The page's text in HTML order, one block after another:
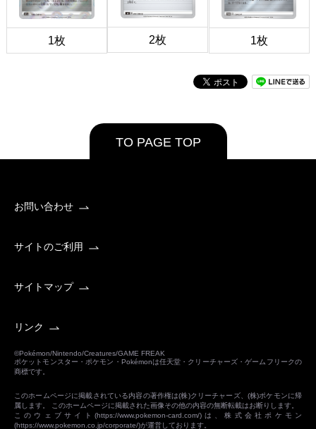
1枚 2枚 1枚
TO PAGE TOP
お問い合わせ
サイトのご利用
サイトマップ
リンク
©Pokémon/Nintendo/Creatures/GAME FREAK
ポケットモンスター・ポケモン・Pokémonは任天堂・クリーチャーズ・ゲームフリークの
商標です。
このホームページに掲載されている内容の著作権は(株)クリーチャーズ、(株)ポケモンに帰
属します。 このホームページに掲載された画像その他の内容の無断転載はお断りします。
このウェブサイト(https://www.pokemon-card.com/)は、株式会社ポケモン
(https://www.pokemon.co.jp/corporate/)が運営しております。